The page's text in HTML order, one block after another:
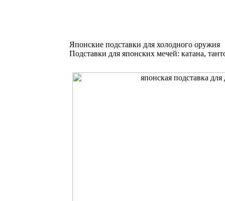
Японские подставки для холодного оружия
Подставки для японских мечей: катана,